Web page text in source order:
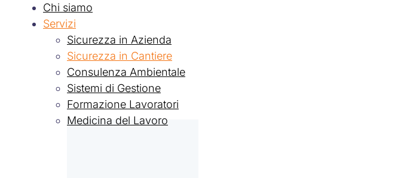
Chi siamo
Servizi
Sicurezza in Azienda
Sicurezza in Cantiere
Consulenza Ambientale
Sistemi di Gestione
Formazione Lavoratori
Medicina del Lavoro